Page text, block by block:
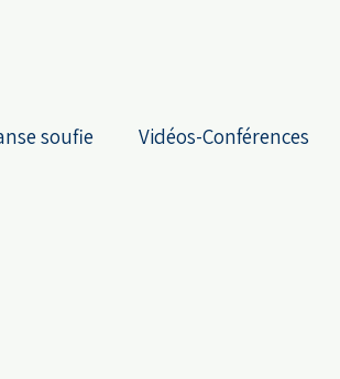
soufie Vidéos-Conférences